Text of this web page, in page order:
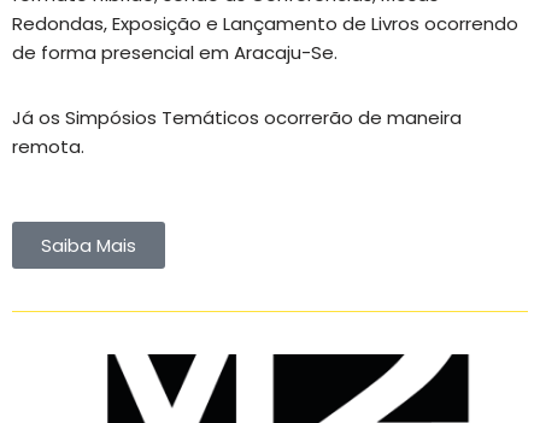
Redondas, Exposição e Lançamento de Livros ocorrendo
de forma presencial em Aracaju-Se.
Já os Simpósios Temáticos ocorrerão de maneira
remota.
Saiba Mais